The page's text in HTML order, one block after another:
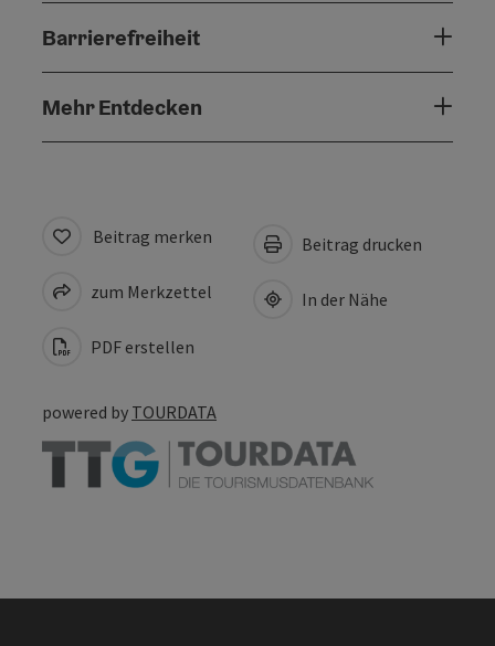
Barrierefreiheit
Mehr Entdecken
Beitrag merken
zum Merkzettel
PDF erstellen
Beitrag drucken
In der Nähe
powered by TOURDATA